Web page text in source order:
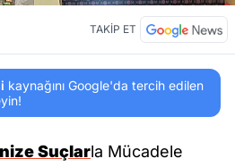
TAKİP ET
kaynağını Google'da tercih edilen
Suçlarla Mücadele